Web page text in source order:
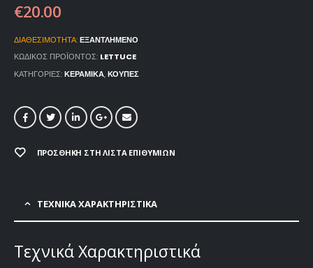
€20.00
ΔΙΑΘΕΣΙΜΌΤΗΤΑ:ΕΞΑΝΤΛΗΜΈΝΟ
ΚΩΔΙΚΌΣ ΠΡΟΪΌΝΤΟΣ: LETTUCE
ΚΑΤΗΓΟΡΊΕΣ:ΚΕΡΑΜΙΚΆ,ΚΟΎΠΕΣ
ΠΡΟΣΘΉΚΗ ΣΤΗ ΛΊΣΤΑ ΕΠΙΘΥΜΙΏΝ
ΤΕΧΝΙΚΑ ΧΑΡΑΚΤΗΡΙΣΤΙΚΑ
Τεχνικά Χαρακτηριστικά